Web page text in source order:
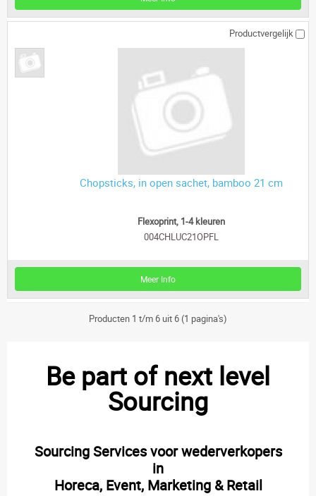
Productvergelijk
Chopsticks, in open sachet, bamboo 21 cm
Flexoprint, 1-4 kleuren
004CHLUC21OPFL
Meer Info
Producten 1 t/m 6 uit 6 (1 pagina's)
Be part of next level
Sourcing
Sourcing Services voor wederverkopers
in
Horeca, Event, Marketing & Retail